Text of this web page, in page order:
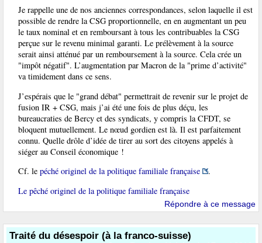
Je rappelle une de nos anciennes correspondances, selon laquelle il est
possible de rendre la CSG proportionnelle, en en augmentant un peu
le taux nominal et en remboursant à tous les contribuables la CSG
perçue sur le revenu minimal garanti. Le prélèvement à la source
serait ainsi atténué par un remboursement à la source. Cela crée un
"impôt négatif". L’augmentation par Macron de la "prime d’activité"
va timidement dans ce sens.
J’espérais que le "grand débat" permettrait de revenir sur le projet de
fusion IR + CSG, mais j’ai été une fois de plus déçu, les
bureaucraties de Bercy et des syndicats, y compris la CFDT, se
bloquent mutuellement. Le nœud gordien est là. Il est parfaitement
connu. Quelle drôle d’idée de tirer au sort des citoyens appelés à
siéger au Conseil économique !
Cf. le péché originel de la politique familiale française
.
Le pêché originel de la politique familiale française
Répondre à ce message
Traité du désespoir (à la franco-suisse)